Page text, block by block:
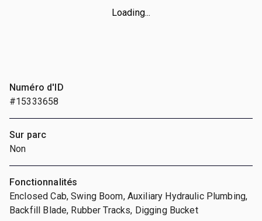
Loading...
Numéro d'ID
#15333658
Sur parc
Non
Fonctionnalités
Enclosed Cab, Swing Boom, Auxiliary Hydraulic Plumbing,
Backfill Blade, Rubber Tracks, Digging Bucket